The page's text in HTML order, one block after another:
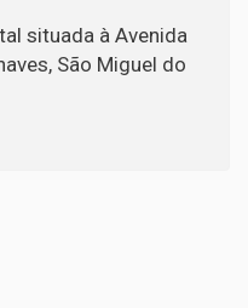
situada à Avenida
São Miguel do